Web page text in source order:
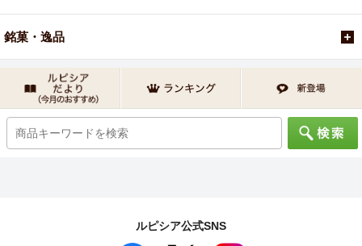
銘菓・逸品
ルピシア公式SNS